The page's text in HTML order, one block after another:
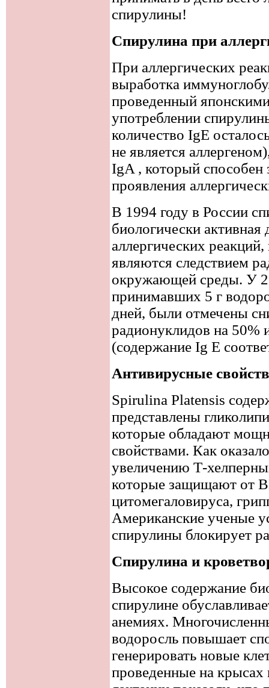
спирулины!
Спирулина при
При аллергических
выработка
проведенный
употреблении
количество IgE
не является
IgA , который способен
проявления
В 1994 году в России
биологически
аллергических
являются следствием
окружающей среды. У
принимавших 5 г
дней, были отмечены
радионуклидов на 50%
(содержание Ig E
Антивирусные
Spirulina Platensis
представлены
которые обладают
свойствами. Как
увеличению Т-
которые защищают от
цитомегаловируса,
Американские ученые
спирулины блокирует
Спирулина и
Высокое содержание
спирулине
анемиях.
водоросль повышает
генерировать новые
проведенные на крысах